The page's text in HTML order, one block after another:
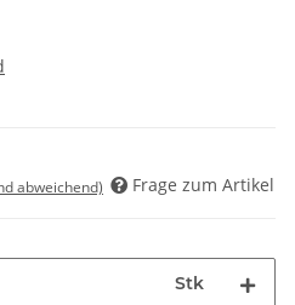
abweichend) Frage zum Artikel
Stk